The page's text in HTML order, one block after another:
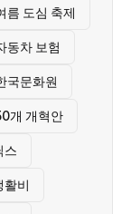
름 도심 축제
동차 보험
국문화원
개 개혁안
스
활비